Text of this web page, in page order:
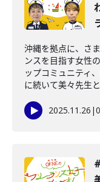
沖縄を拠点に、さ
ンスを目指す女性
ップコミュニティ
に続いて美々先生
2025.11.26 |